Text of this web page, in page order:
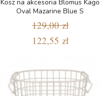
Kosz na akcesoria Blomus Kago
Oval Mazarine Blue S
129,00 zł
122,55 zł